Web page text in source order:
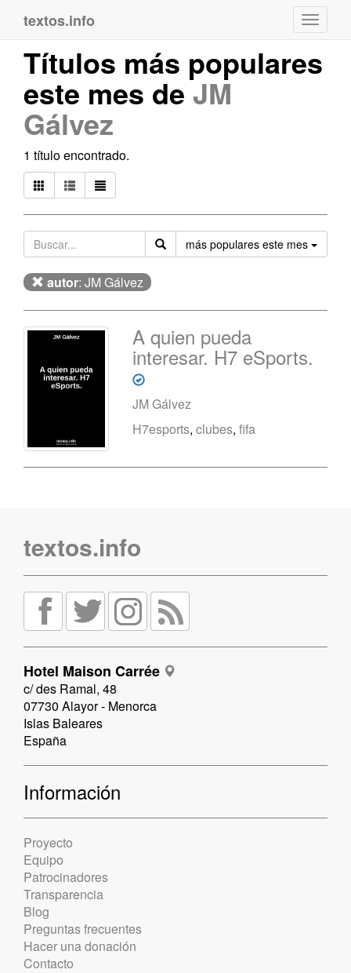
textos.info
Títulos más populares
este mes deJM
Gálvez
1 título encontrado.
más populares este mes
autor: JM Gálvez
A quien pueda
interesar. H7 eSports.
JM Gálvez
H7esports,clubes,fifa
textos.info
Hotel Maison Carrée
c/ des Ramal, 48
07730 Alayor - Menorca
Islas Baleares
España
Información
Proyecto
Equipo
Patrocinadores
Transparencia
Blog
Preguntas frecuentes
Hacer una donación
Contacto